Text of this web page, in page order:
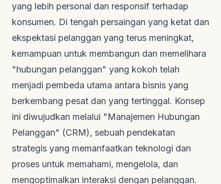
yang lebih personal dan responsif terhadap
konsumen. Di tengah persaingan yang ketat dan
ekspektasi pelanggan yang terus meningkat,
kemampuan untuk membangun dan memelihara
"hubungan pelanggan" yang kokoh telah
menjadi pembeda utama antara bisnis yang
berkembang pesat dan yang tertinggal. Konsep
ini diwujudkan melalui "Manajemen Hubungan
Pelanggan" (CRM), sebuah pendekatan
strategis yang memanfaatkan teknologi dan
proses untuk memahami, mengelola, dan
mengoptimalkan interaksi dengan pelanggan.